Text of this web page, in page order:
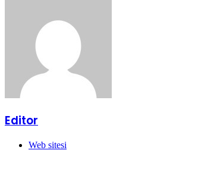
Editor
Web sitesi